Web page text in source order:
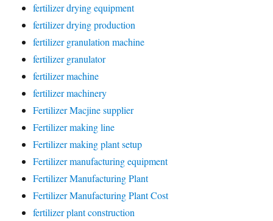
fertilizer drying equipment
fertilizer drying production
fertilizer granulation machine
fertilizer granulator
fertilizer machine
fertilizer machinery
Fertilizer Macjine supplier
Fertilizer making line
Fertilizer making plant setup
Fertilizer manufacturing equipment
Fertilizer Manufacturing Plant
Fertilizer Manufacturing Plant Cost
fertilizer plant construction